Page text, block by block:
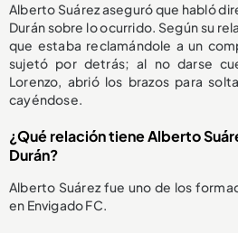
Alberto Suárez aseguró que habló
Durán sobre lo ocurrido. Según su
que estaba reclamándole a un
sujetó por detrás; al no darse
Lorenzo, abrió los brazos para
cayéndose.
¿Qué relación tiene Alberto
Durán?
Alberto Suárez fue uno de los
en Envigado FC.